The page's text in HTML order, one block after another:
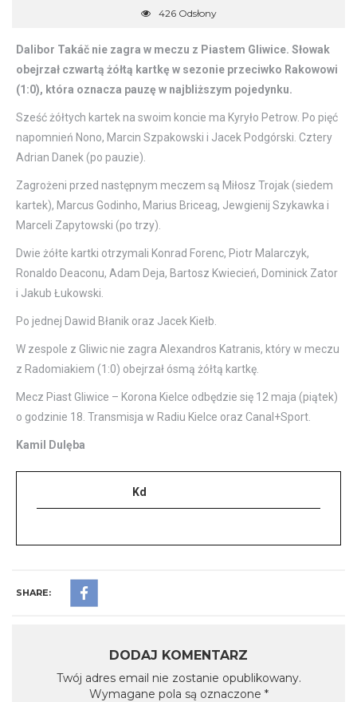
426 Odsłony
Dalibor Takáč nie zagra w meczu z Piastem Gliwice. Słowak
obejrzał czwartą żółtą kartkę w sezonie przeciwko Rakowowi
(1:0), która oznacza pauzę w najbliższym pojedynku.
Sześć żółtych kartek na swoim koncie ma Kyryło Petrow. Po pięć
napomnień Nono, Marcin Szpakowski i Jacek Podgórski. Cztery
Adrian Danek (po pauzie).
Zagrożeni przed następnym meczem są Miłosz Trojak (siedem
kartek), Marcus Godinho, Marius Briceag, Jewgienij Szykawka i
Marceli Zapytowski (po trzy).
Dwie żółte kartki otrzymali Konrad Forenc, Piotr Malarczyk,
Ronaldo Deaconu, Adam Deja, Bartosz Kwiecień, Dominick Zator
i Jakub Łukowski.
Po jednej Dawid Błanik oraz Jacek Kiełb.
W zespole z Gliwic nie zagra Alexandros Katranis, który w meczu
z Radomiakiem (1:0) obejrzał ósmą żółtą kartkę.
Mecz Piast Gliwice – Korona Kielce odbędzie się 12 maja (piątek)
o godzinie 18. Transmisja w Radiu Kielce oraz Canal+Sport.
Kamil Dulęba
Kd
SHARE:
DODAJ KOMENTARZ
Twój adres email nie zostanie opublikowany.
Wymagane pola są oznaczone *